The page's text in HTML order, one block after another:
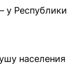
у Республики
населения